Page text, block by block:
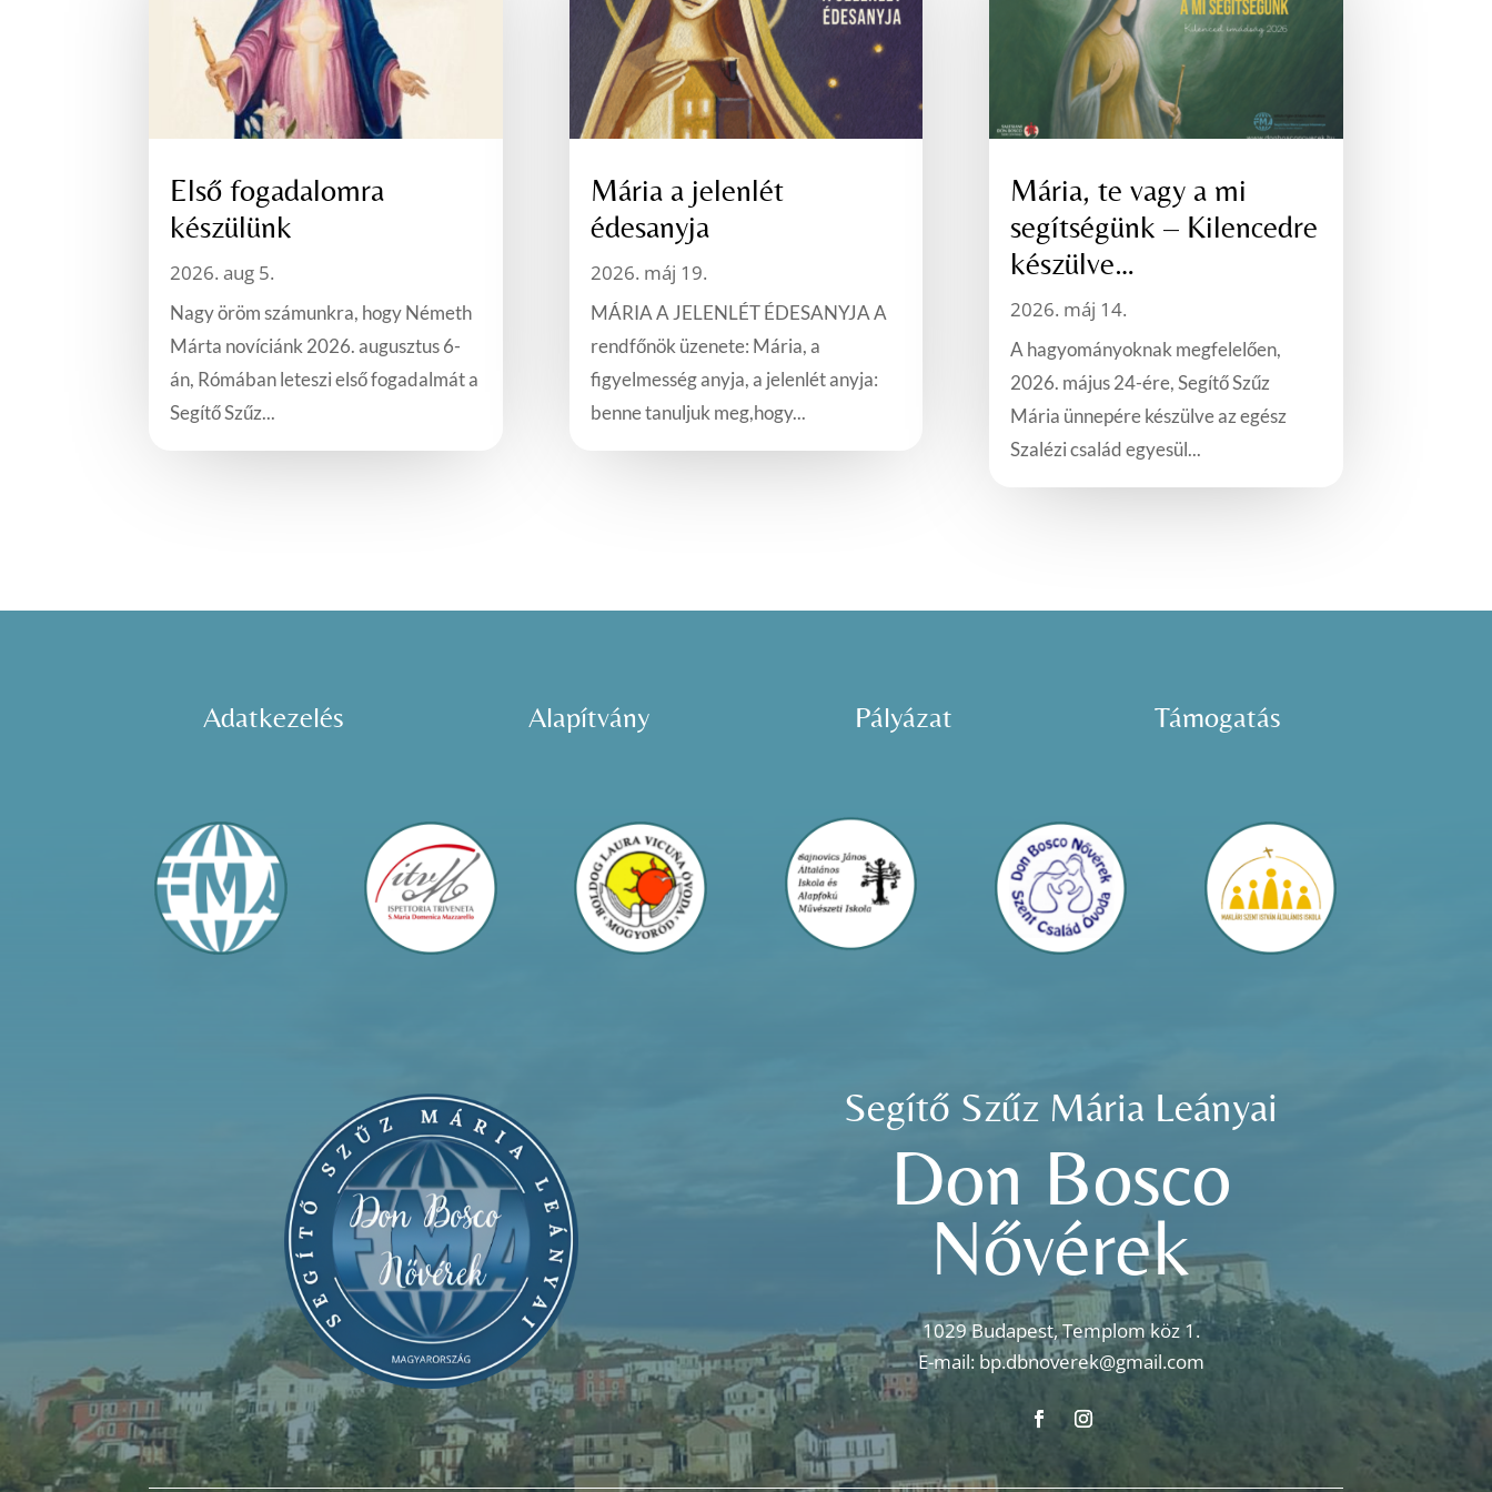
Első fogadalomra
készülünk
2026. aug 5.
Nagy öröm számunkra, hogy Németh
Márta novíciánk 2026. augusztus 6-
án, Rómában leteszi első fogadalmát a
Segítő Szűz...
Mária a jelenlét
édesanyja
2026. máj 19.
MÁRIA A JELENLÉT ÉDESANYJA A
rendfőnök üzenete: Mária, a
figyelmesség anyja, a jelenlét anyja:
benne tanuljuk meg,hogy...
Mária, te vagy a mi
segítségünk – Kilencedre
készülve…
2026. máj 14.
A hagyományoknak megfelelően,
2026. május 24-ére, Segítő Szűz
Mária ünnepére készülve az egész
Szalézi család egyesül...
Adatkezelés Alapítvány Pályázat Támogatás
Segítő Szűz Mária Leányai
Don Bosco
Nővérek
1029 Budapest, Templom köz 1.
E-mail: bp.dbnoverek@gmail.com